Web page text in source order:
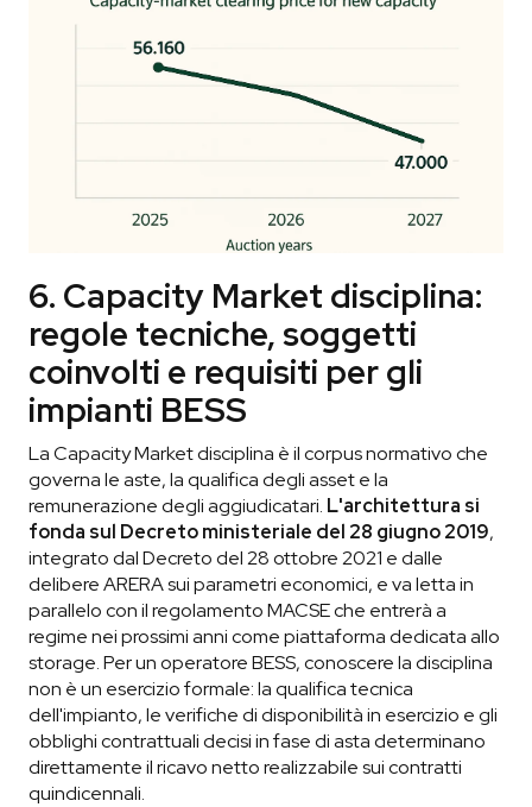
6. Capacity Market disciplina:
regole tecniche, soggetti
coinvolti e requisiti per gli
impianti BESS
La Capacity Market disciplina è il corpus normativo che
governa le aste, la qualifica degli asset e la
remunerazione degli aggiudicatari. L'architettura si
fonda sul Decreto ministeriale del 28 giugno 2019,
integrato dal Decreto del 28 ottobre 2021 e dalle
delibere ARERA sui parametri economici, e va letta in
parallelo con il regolamento MACSE che entrerà a
regime nei prossimi anni come piattaforma dedicata allo
storage. Per un operatore BESS, conoscere la disciplina
non è un esercizio formale: la qualifica tecnica
dell'impianto, le verifiche di disponibilità in esercizio e gli
obblighi contrattuali decisi in fase di asta determinano
direttamente il ricavo netto realizzabile sui contratti
quindicennali.